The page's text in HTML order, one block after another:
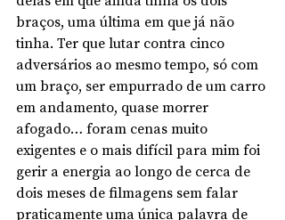
braços, uma última em que já não
tinha. Ter que lutar contra cinco
adversários ao mesmo tempo, só com
um braço, ser empurrado de um carro
em andamento, quase morrer
afogado… foram cenas muito
exigentes e o mais difícil para mim foi
gerir a energia ao longo de cerca de
dois meses de filmagens sem falar
praticamente uma única palavra de